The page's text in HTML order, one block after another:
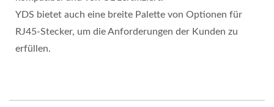
YDS bietet auch eine breite Palette von Optionen für
RJ45-Stecker, um die Anforderungen der Kunden zu
erfüllen.